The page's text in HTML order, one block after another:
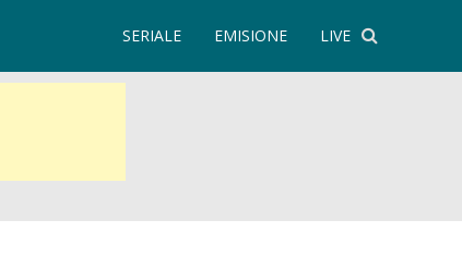
LIVE
EMISIONE
SERIALE